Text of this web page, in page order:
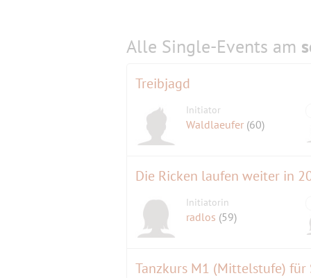
Alle Single-Events am
Treibjagd
Initiator
Waldlaeufer (60)
Die Ricken laufen weiter in
Initiatorin
radlos (59)
Tanzkurs M1 (Mittelstufe)